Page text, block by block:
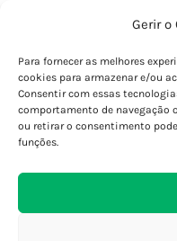
Gerir
Para fornecer as melhores
cookies para armazenar e/ou
Consentir com essas
comportamento de navegação
ou retirar o consentimento
funções.